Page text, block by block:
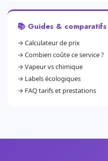
📚 Guides & comparatifs
→ Calculateur de prix
→ Combien coûte ce service ?
→ Vapeur vs chimique
→ Labels écologiques
→ FAQ tarifs et prestations